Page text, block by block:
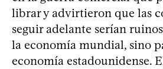
librar y advirtieron que las
seguir adelante serían
la economía mundial, sino
economía estadounidense.